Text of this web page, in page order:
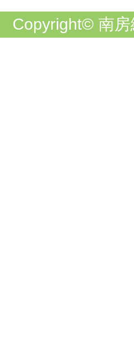
Copyright© 南